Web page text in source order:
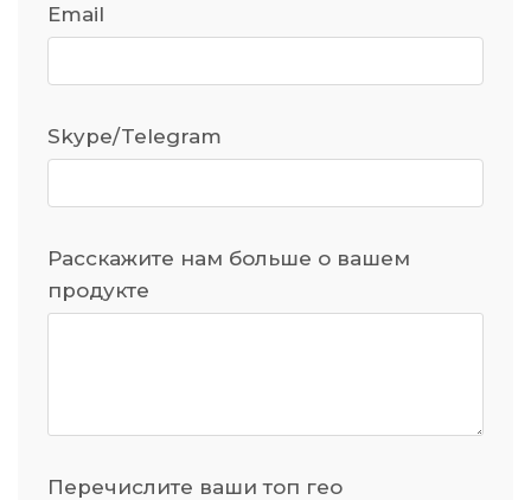
Email
Skype/Telegram
Расскажите нам больше о вашем
продукте
Перечислите ваши топ гео